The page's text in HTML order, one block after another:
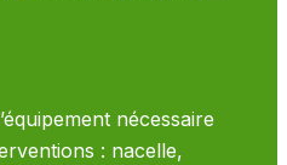
nécessaire
: nacelle,